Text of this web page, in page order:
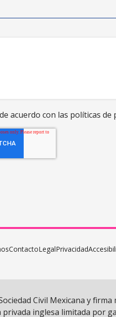
acuerdo con las políticas de
ContactoLegalPrivacidad
Civil Mexicana y
inglesa limitada por